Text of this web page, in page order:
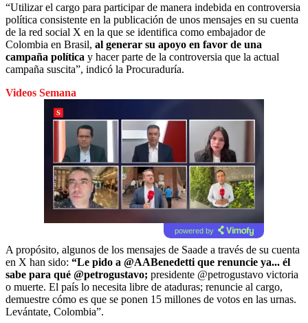
“Utilizar el cargo para participar de manera indebida en controversia
política consistente en la publicación de unos mensajes en su cuenta
de la red social X en la que se identifica como embajador de
Colombia en Brasil, al generar su apoyo en favor de una
campaña política y hacer parte de la controversia que la actual
campaña suscita”, indicó la Procuraduría.
Videos Semana
powered by
A propósito, algunos de los mensajes de Saade a través de su cuenta
en X han sido: “Le pido a @AABenedetti que renuncie ya... él
sabe para qué @petrogustavo; presidente @petrogustavo victoria
o muerte. El país lo necesita libre de ataduras; renuncie al cargo,
demuestre cómo es que se ponen 15 millones de votos en las urnas.
Levántate, Colombia”.